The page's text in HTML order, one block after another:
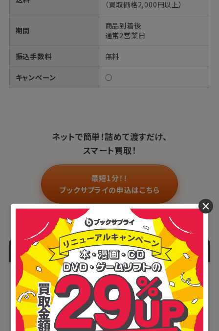
（買取価格2,000円以上）
期間
商品到着後
通常2営業日
振込手数料 無料
キャンペーン ◯
ネットで簡単！詰めて渡すだけ、
スマート買取！
最短1分！！
ブックサプライの申込はこちら
人気記事
×